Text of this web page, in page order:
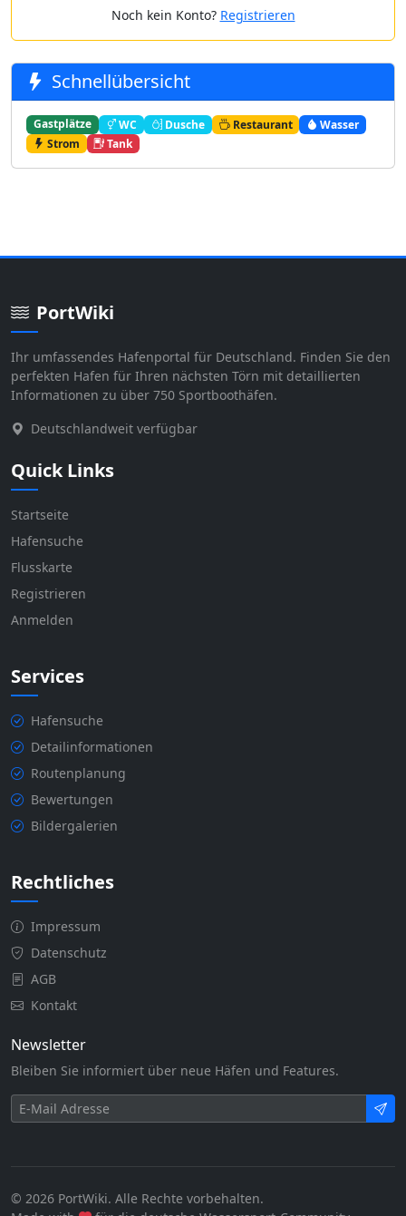
Noch kein Konto? Registrieren
Schnellübersicht
Gastplätze WC Dusche Restaurant
Wasser
Strom
Tank
PortWiki
Ihr umfassendes Hafenportal für Deutschland. Finden Sie den
perfekten Hafen für Ihren nächsten Törn mit detaillierten
Informationen zu über 750 Sportboothäfen.
Deutschlandweit verfügbar
Quick Links
Startseite
Hafensuche
Flusskarte
Registrieren
Anmelden
Services
Hafensuche
Detailinformationen
Routenplanung
Bewertungen
Bildergalerien
Rechtliches
Impressum
Datenschutz
AGB
Kontakt
Newsletter
Bleiben Sie informiert über neue Häfen und Features.
© 2026 PortWiki. Alle Rechte vorbehalten.